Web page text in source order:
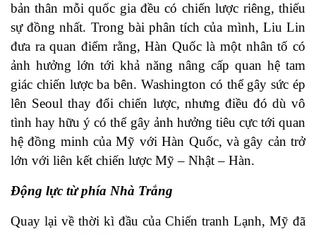
bản thân mỗi quốc gia đều có chiến lược riêng, thiếu
sự đồng nhất. Trong bài phân tích của mình, Liu Lin
đưa ra quan điểm rằng, Hàn Quốc là một nhân tố có
ảnh hưởng lớn tới khả năng nâng cấp quan hệ tam
giác chiến lược ba bên. Washington có thể gây sức ép
lên Seoul thay đổi chiến lược, nhưng điều đó dù vô
tình hay hữu ý có thể gây ảnh hưởng tiêu cực tới quan
hệ đồng minh của Mỹ với Hàn Quốc, và gây cản trở
lớn với liên kết chiến lược Mỹ – Nhật – Hàn.
Động lực từ phía Nhà Trắng
Quay lại về thời kì đầu của Chiến tranh Lạnh, Mỹ đã